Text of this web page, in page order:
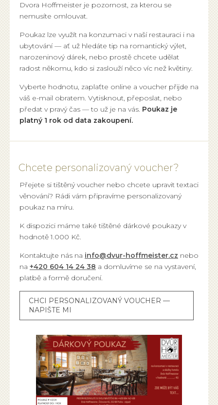
Dvora Hoffmeister je pozornost, za kterou se
nemusíte omlouvat.
Poukaz lze využít na konzumaci v naší restauraci i na
ubytování — ať už hledáte tip na romantický výlet,
narozeninový dárek, nebo prostě chcete udělat
radost někomu, kdo si zaslouží něco víc než květiny.
Vyberte hodnotu, zaplaťte online a voucher přijde na
váš e-mail obratem. Vytisknout, přeposlat, nebo
předat v pravý čas — to už je na vás. Poukaz je
platný 1 rok od data zakoupení.
Chcete personalizovaný voucher?
Přejete si tištěný voucher nebo chcete upravit textaci
věnování? Rádi vám připravíme personalizovaný
poukaz na míru.
K dispozici máme také tištěné dárkové poukazy v
hodnotě 1.000 Kč.
Kontaktujte nás na info@dvur-hoffmeister.cz nebo
na +420 604 14 24 38 a domluvíme se na vystavení,
platbě a formě doručení.
CHCI PERSONALIZOVANÝ VOUCHER —
NAPIŠTE MI